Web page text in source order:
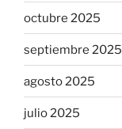
octubre 2025
septiembre 2025
agosto 2025
julio 2025